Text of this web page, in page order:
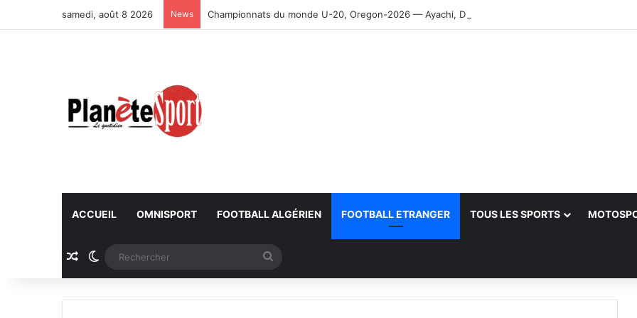
samedi, août 8 2026 News Championnats du monde U-20, Oregon-2026 — Ayachi, Dissa, Touahria et Ghezali en finale
ACCUEIL OMNISPORT FOOTBALL ALGÉRIEN FOOTBALL ETRANGER TOUS LES SPORTS
Article Aléatoire
Switch skin